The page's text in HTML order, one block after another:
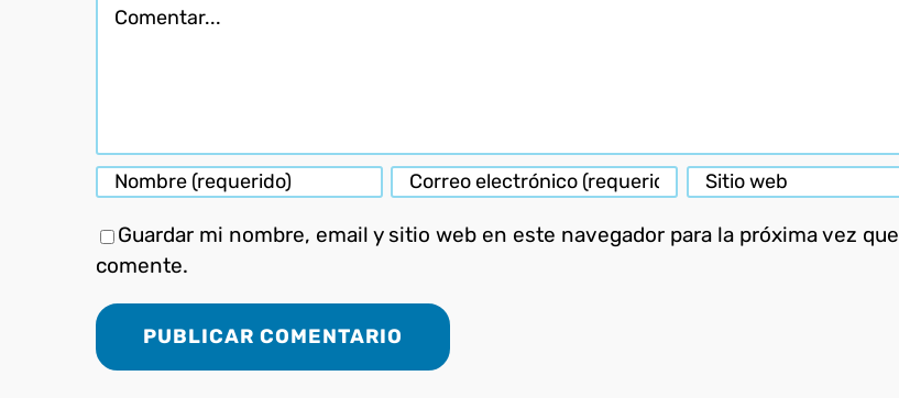
Guardar mi nombre, email y sitio web en este navegador para la próxima vez que
comente.